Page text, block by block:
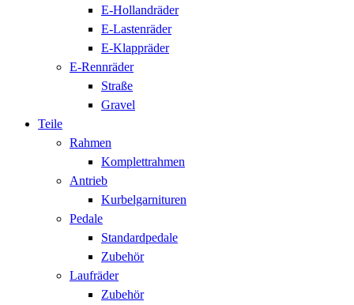
E-Hollandräder
E-Lastenräder
E-Klappräder
E-Rennräder
Straße
Gravel
Teile
Rahmen
Komplettrahmen
Antrieb
Kurbelgarnituren
Pedale
Standardpedale
Zubehör
Laufräder
Zubehör